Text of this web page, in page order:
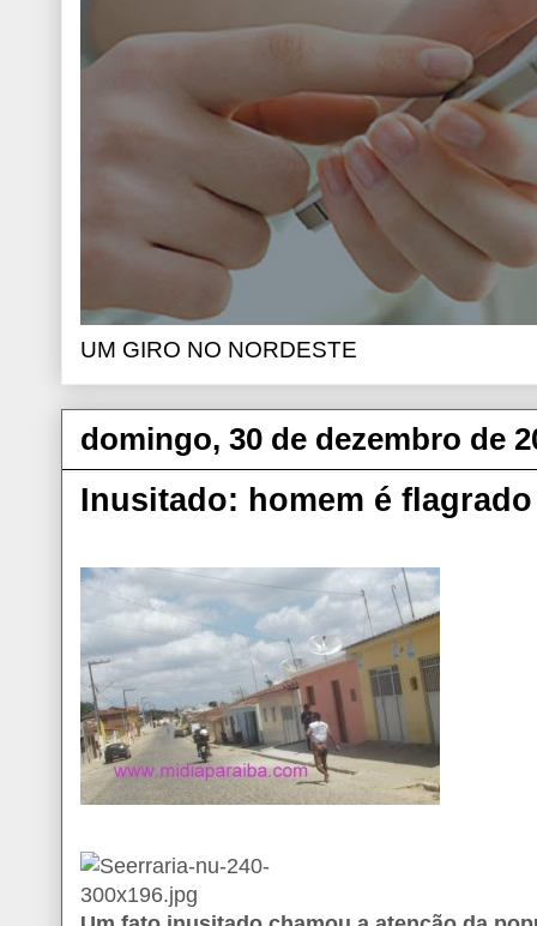
UM GIRO NO NORDESTE
domingo, 30 de dezembro de
Inusitado: homem é